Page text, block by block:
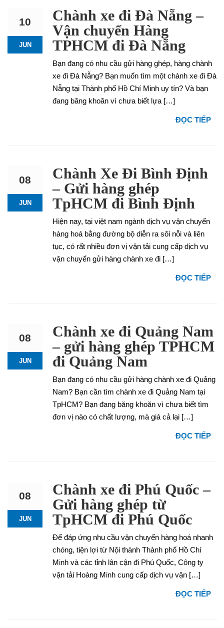
10
JUN
Chành xe đi Đà Nẵng –
Vận chuyển Hàng
TPHCM đi Đà Nẵng
Bạn đang có nhu cầu gửi hàng ghép, hàng chành
xe đi Đà Nẵng? Bạn muốn tìm một chành xe đi Đà
Nẵng tại Thành phố Hồ Chí Minh uy tín? Và bạn
đang băng khoăn vì chưa biết lựa […]
ĐỌC TIẾP
08
JUN
Chành Xe Đi Bình Định
– Gửi hàng ghép
TpHCM đi Bình Định
Hiện nay, tại việt nam ngành dịch vụ vận chuyển
hàng hoá bằng đường bộ diễn ra sôi nỗi và liên
tục, có rất nhiều đơn vị vận tải cung cấp dịch vụ
vận chuyển gửi hàng chành xe đi […]
ĐỌC TIẾP
08
JUN
Chành xe đi Quảng Nam
– gửi hàng ghép TPHCM
đi Quảng Nam
Bạn đang có nhu cầu gửi hàng chành xe đi Quảng
Nam? Bạn cần tìm chành xe đi Quảng Nam tại
TpHCM? Bạn đang băng khoăn vì chưa biết tìm
đơn vị nào có chất lượng, mà giá cả lại […]
ĐỌC TIẾP
08
JUN
Chành xe đi Phú Quốc –
Gửi hàng ghép từ
TpHCM đi Phú Quốc
Để đáp ứng nhu cầu vận chuyển hàng hoá nhanh
chóng, tiện lợi từ Nội thành Thành phố Hồ Chí
Minh và các tỉnh lân cận đi Phú Quốc, Công ty
vận tải Hoàng Minh cung cấp dịch vụ vận […]
ĐỌC TIẾP